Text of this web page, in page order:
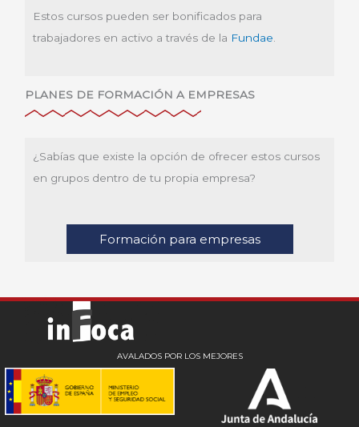
Estos cursos pueden ser bonificados para
trabajadores en activo a través de la Fundae
PLANES DE FORMACIÓN A EMPRESAS
¿Sabías que existe la opción de ofrecer estos cursos
en grupos dentro de tu propia empresa?
Formación para empresas
AVALADOS POR LOS MEJORES